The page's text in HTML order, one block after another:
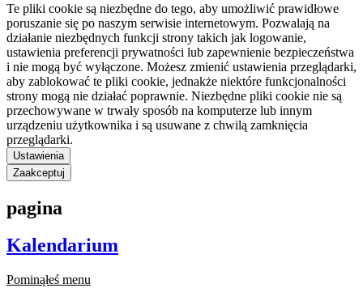
Te pliki cookie są niezbędne do tego, aby umożliwić prawidłowe
poruszanie się po naszym serwisie internetowym. Pozwalają na
działanie niezbędnych funkcji strony takich jak logowanie,
ustawienia preferencji prywatności lub zapewnienie bezpieczeństwa
i nie mogą być wyłączone. Możesz zmienić ustawienia przeglądarki,
aby zablokować te pliki cookie, jednakże niektóre funkcjonalności
strony mogą nie działać poprawnie. Niezbędne pliki cookie nie są
przechowywane w trwały sposób na komputerze lub innym
urządzeniu użytkownika i są usuwane z chwilą zamknięcia
przeglądarki.
Ustawienia
Zaakceptuj
pagina
Kalendarium
Pominąłeś menu